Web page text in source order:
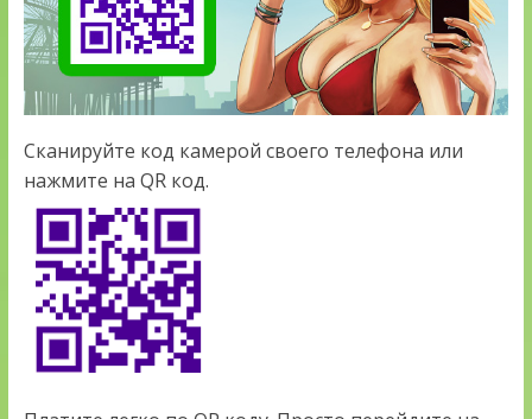
Сканируйте код камерой своего телефона или
нажмите на QR код.